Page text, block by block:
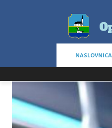
NASLOVNICA